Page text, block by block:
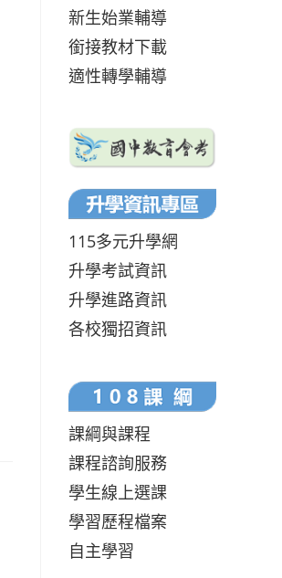
新生始業輔導
銜接教材下載
適性轉學輔導
115多元升學網
升學考試資訊
升學進路資訊
各校獨招資訊
課綱與課程
課程諮詢服務
學生線上選課
學習歷程檔案
自主學習